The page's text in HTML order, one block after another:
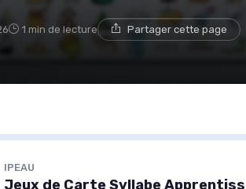
1 min de lecture Partager cette page
IPEAU
Jeux de Carte Syllabe